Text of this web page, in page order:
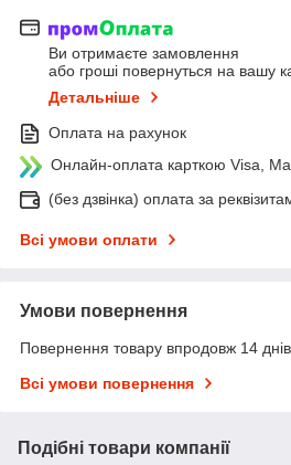
Ви отримаєте замовлення
або гроші повернуться на вашу
Детальніше
Оплата на рахунок
Онлайн-оплата карткою Visa,
(без дзвінка) оплата за
Всі умови оплати
Умови повернення
Повернення товару впродовж 14
Всі умови повернення
Подібні товари компанії